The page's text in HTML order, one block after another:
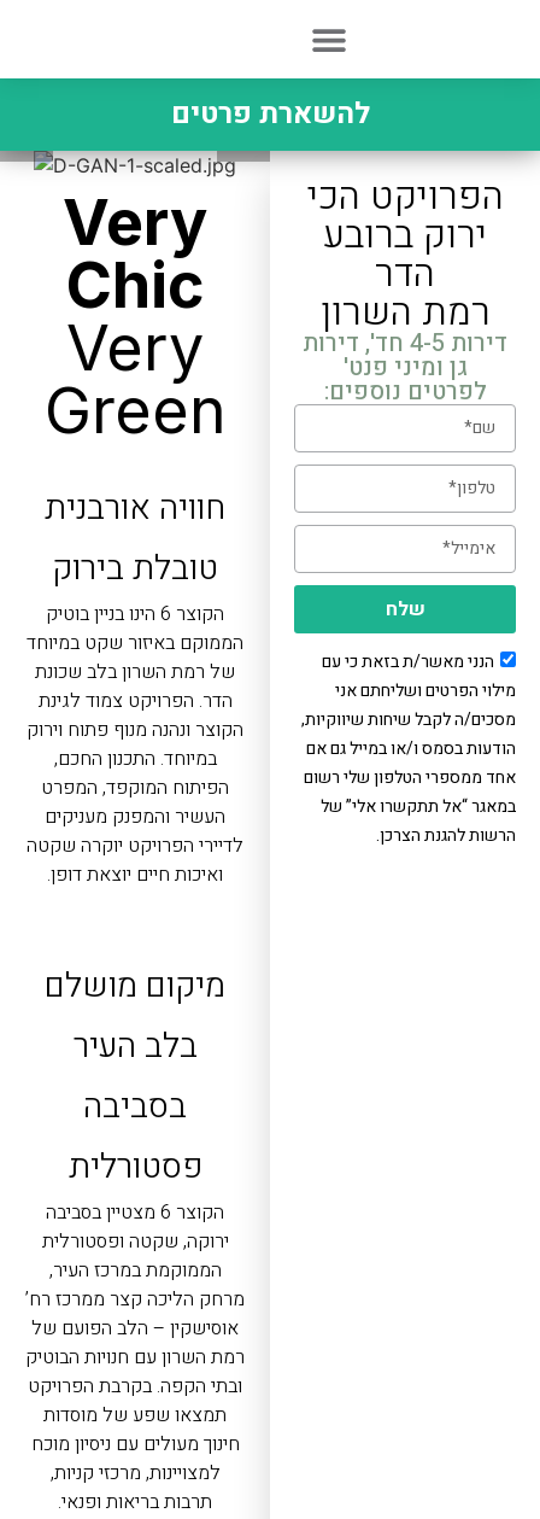
להשארת פרטים
Very
Chic
Very
Green
חוויה אורבנית
טובלת בירוק
הקוצר 6 הינו בניין בוטיק
הממוקם באיזור שקט במיוחד
של רמת השרון בלב שכונת
הדר. הפרויקט צמוד לגינת
הקוצר ונהנה מנוף פתוח וירוק
במיוחד. התכנון החכם,
הפיתוח המוקפד, המפרט
העשיר והמפנק מעניקים
לדיירי הפרויקט יוקרה שקטה
ואיכות חיים יוצאת דופן.
מיקום מושלם
בלב העיר
בסביבה
פסטורלית
הקוצר 6 מצטיין בסביבה
ירוקה, שקטה ופסטורלית
הממוקמת במרכז העיר,
מרחק הליכה קצר ממרכז רח’
אוסישקין – הלב הפועם של
רמת השרון עם חנויות הבוטיק
ובתי הקפה. בקרבת הפרויקט
תמצאו שפע של מוסדות
חינוך מעולים עם ניסיון מוכח
למצויינות, מרכזי קניות,
תרבות בריאות ופנאי.
הפרויקט הכי
ירוק ברובע
הדר
רמת השרון
דירות 4-5 חד', דירות
גן ומיני פנט'
לפרטים נוספים:
הנני מאשר/ת בזאת כי עם
מילוי הפרטים ושליחתם אני
מסכים/ה לקבל שיחות שיווקיות,
הודעות בסמס ו/או במייל גם אם
אחד ממספרי הטלפון שלי רשום
במאגר “אל תתקשרו אלי” של
הרשות להגנת הצרכן.
שלח